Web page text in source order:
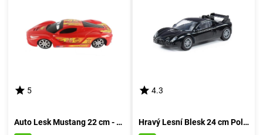
5
Auto Lesk Mustang 22 cm - rudá
4.3
Hravý Lesní Blesk 24 cm Polesie - rudá